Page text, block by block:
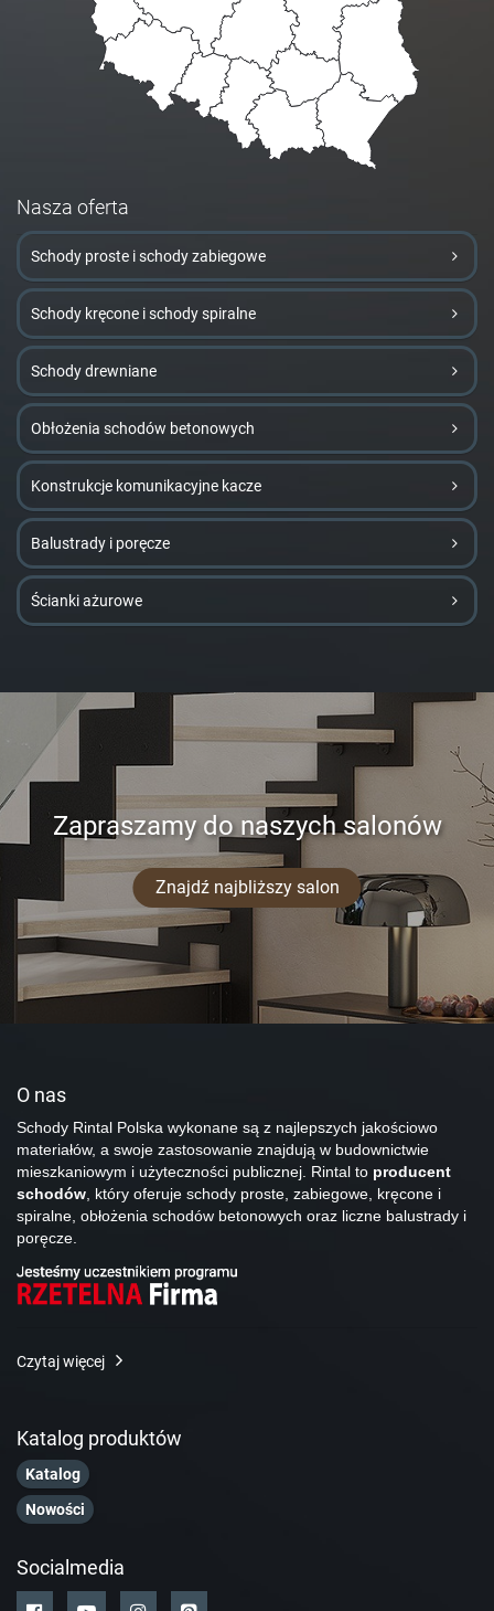
Nasza oferta
Schody proste i schody zabiegowe
Schody kręcone i schody spiralne
Schody drewniane
Obłożenia schodów betonowych
Konstrukcje komunikacyjne kacze
Balustrady i poręcze
Ścianki ażurowe
Zapraszamy do naszych salonów
Znajdź najbliższy salon
O nas
Schody Rintal Polska wykonane są z najlepszych jakościowo
materiałów, a swoje zastosowanie znajdują w budownictwie
mieszkaniowym i użyteczności publicznej. Rintal to producent
schodów, który oferuje schody proste, zabiegowe, kręcone i
spiralne, obłożenia schodów betonowych oraz liczne balustrady i
poręcze.
Czytaj więcej
Katalog produktów
Katalog
Nowości
Socialmedia